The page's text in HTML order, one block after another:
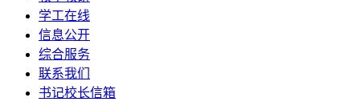
学工在线
信息公开
综合服务
联系我们
书记校长信箱